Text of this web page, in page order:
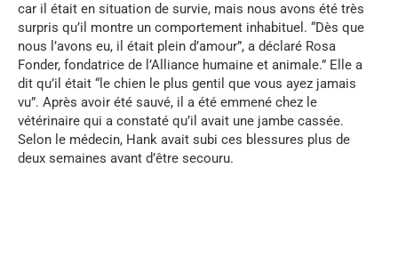
car il était en situation de survie, mais nous avons été très
surpris qu’il montre un comportement inhabituel. “Dès que
nous l’avons eu, il était plein d’amour”, a déclaré Rosa
Fonder, fondatrice de l’Alliance humaine et animale.” Elle a
dit qu’il était “le chien le plus gentil que vous ayez jamais
vu”. Après avoir été sauvé, il a été emmené chez le
vétérinaire qui a constaté qu’il avait une jambe cassée.
Selon le médecin, Hank avait subi ces blessures plus de
deux semaines avant d’être secouru.